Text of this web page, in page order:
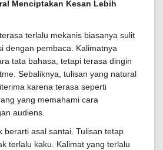
Menciptakan Kesan Lebih
terlalu mekanis biasanya sulit
dengan pembaca. Kalimatnya
tata bahasa, tetapi terasa dingin
Sebaliknya, tulisan yang natural
karena terasa seperti
yang memahami cara
audiens.
berarti asal santai. Tulisan tetap
terlalu kaku. Kalimat yang terlalu